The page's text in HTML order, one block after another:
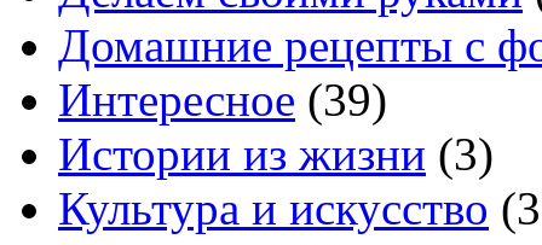
Домашние рецепты с
Интересное (39)
Истории из жизни (3)
Культура и искусство